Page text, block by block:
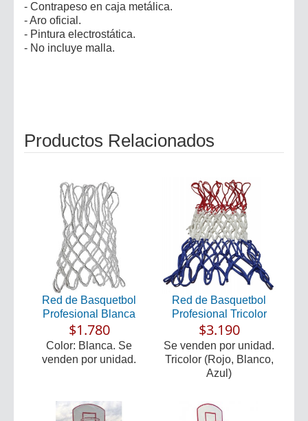
- Contrapeso en caja metálica.
- Aro oficial.
- Pintura electrostática.
- No incluye malla.
Productos Relacionados
Red de Basquetbol
Profesional Blanca
$1.780
Color: Blanca. Se
venden por unidad.
Red de Basquetbol
Profesional Tricolor
$3.190
Se venden por unidad.
Tricolor (Rojo, Blanco,
Azul)